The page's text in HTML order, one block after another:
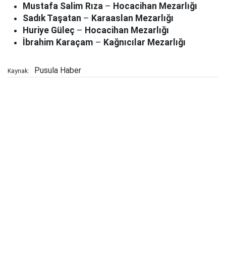
Mustafa Salim Rıza – Hocacihan Mezarlığı
Sadık Taşatan – Karaaslan Mezarlığı
Huriye Güleç – Hocacihan Mezarlığı
İbrahim Karaçam – Kağnıcılar Mezarlığı
Kaynak: Pusula Haber